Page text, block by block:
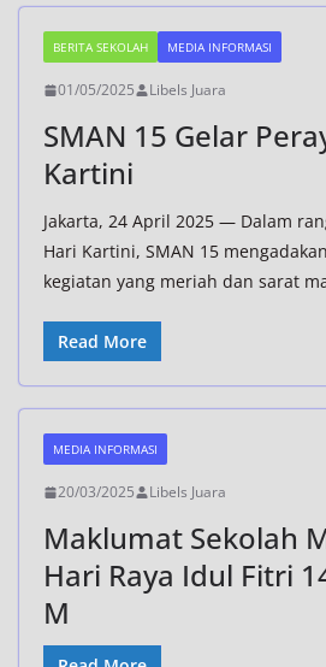
BERITA SEKOLAH MEDIA INFORMASI
01/05/2025 Libels Juara
SMAN 15 Gelar
Kartini
Jakarta, 24 April 2025 — Dalam
Hari Kartini, SMAN 15
kegiatan yang meriah dan sarat
Read More
MEDIA INFORMASI
20/03/2025 Libels Juara
Maklumat Sekolah
Hari Raya Idul Fitri
M